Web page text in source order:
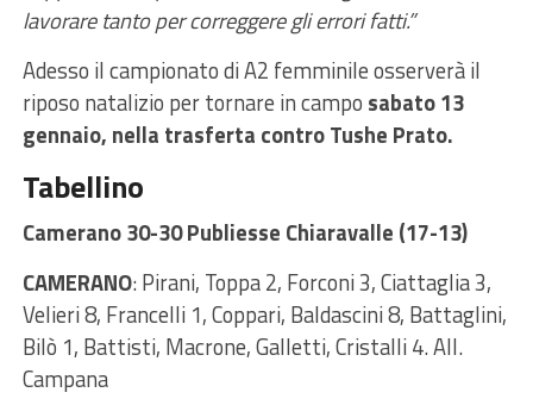
lavorare tanto per correggere gli errori fatti.”
Adesso il campionato di A2 femminile osserverà il
riposo natalizio per tornare in campo sabato 13
gennaio, nella trasferta contro Tushe Prato.
Tabellino
Camerano 30-30 Publiesse Chiaravalle (17-13)
CAMERANO: Pirani, Toppa 2, Forconi 3, Ciattaglia 3,
Velieri 8, Francelli 1, Coppari, Baldascini 8, Battaglini,
Bilò 1, Battisti, Macrone, Galletti, Cristalli 4. All.
Campana